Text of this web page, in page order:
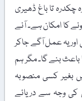
چکدرہ تا باغ ڈھیری
کا امکان ہے۔ آنے
اور یہ عمل آگے جاکر
بنے گا۔ مگر ہم
بغیر کسی منصوبہ
وجہ سے دریائے